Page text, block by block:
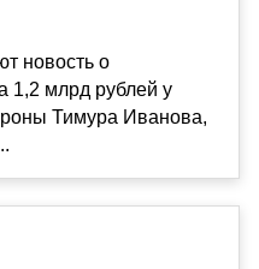
новость о
1,2 млрд рублей у
Тимура Иванова,